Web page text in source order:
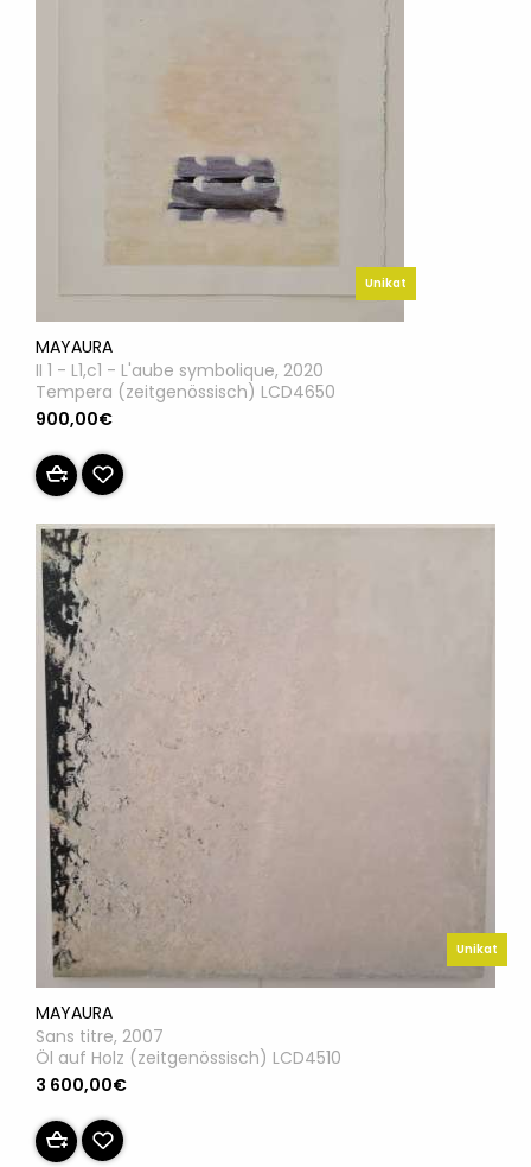
Unikat
MAYAURA
II 1 - L1,c1 - L'aube symbolique, 2020
Tempera (zeitgenössisch) LCD4650
900,00€
Unikat
MAYAURA
Sans titre, 2007
Öl auf Holz (zeitgenössisch) LCD4510
3 600,00€